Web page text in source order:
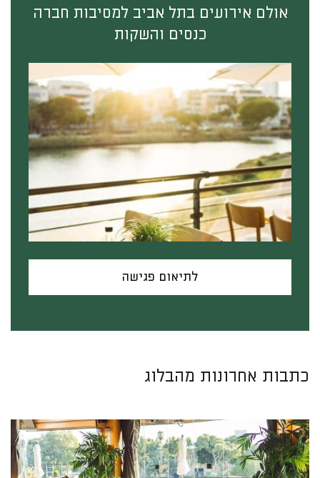
אולם אירועים בתל אביב למסיבות חברה
כנסים והשקות
לתיאום פגישה
כתבות אחרונות מהבלוג